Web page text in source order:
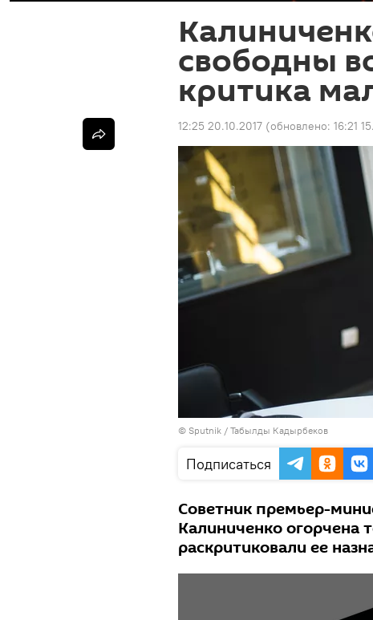
свободны
критика
12:25 20.10.2017 (обновлено: 16:21
© Sputnik / Табылды Кадырбеков
Подписаться
Советник премьер-
Калиниченко огорчена
раскритиковали ее